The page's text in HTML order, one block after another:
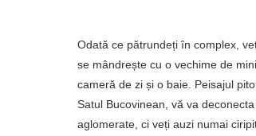
Odată ce pătrundeți în complex,
se mândrește cu o vechime de
cameră de zi și o baie. Peisajul
Satul Bucovinean, vă va
aglomerate, ci veți auzi numai